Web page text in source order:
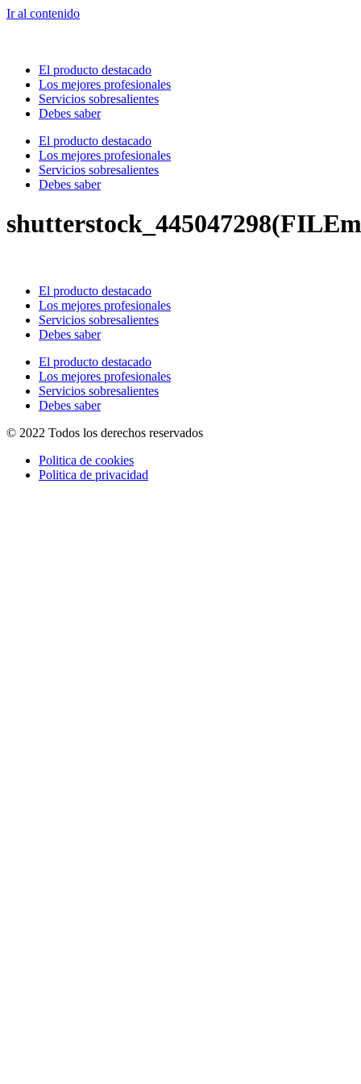
Ir al contenido
El producto destacado
Los mejores profesionales
Servicios sobresalientes
Debes saber
El producto destacado
Los mejores profesionales
Servicios sobresalientes
Debes saber
El producto destacado
Los mejores profesionales
Servicios sobresalientes
Debes saber
El producto destacado
Los mejores profesionales
Servicios sobresalientes
Debes saber
© 2022 Todos los derechos reservados
Politica de cookies
Politica de privacidad